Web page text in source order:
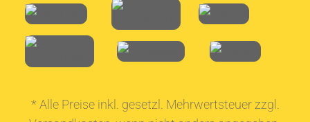
* Alle Preise inkl. gesetzl. Mehrwertsteuer zzgl.